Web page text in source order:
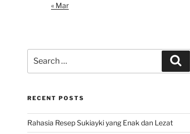
« Mar
for:
RECENT POSTS
Rahasia Resep Sukiayki yang Enak dan Lezat